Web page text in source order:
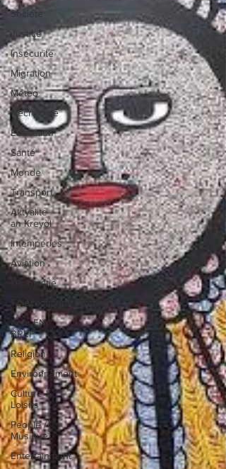
Société
Justice
Insécurité
Migration
Météo
Nécrologie
Éducation
Santé
Monde
Transport
Aktyalite
an Kreyòl
Intempéries
Aviation
Diplomatie
Télécommunications
Actu EN
BREF
Religion
Environnement
Culture &
Loisirs
People /
Musique
Entertainment